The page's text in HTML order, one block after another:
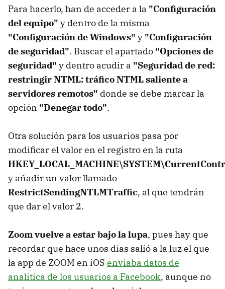
Para hacerlo, han de acceder a la "Configuración
del equipo" y dentro de la misma
"Configuración de Windows" y "Configuración
de seguridad". Buscar el apartado "Opciones de
seguridad" y dentro acudir a "Seguridad de red:
restringir NTML: tráfico NTML saliente a
servidores remotos" donde se debe marcar la
opción "Denegar todo".
Otra solución para los usuarios pasa por
modificar el valor en el registro en la ruta
y añadir un valor llamado
RestrictSendingNTLMTraffic, al que tendrán
que dar el valor 2.
Zoom vuelve a estar bajo la lupa, pues hay que
recordar que hace unos días salió a la luz el que
la app de ZOOM en iOS enviaba datos de
analítica de los usuarios a Facebook, aunque no